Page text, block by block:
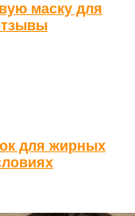
маску для
для жирных